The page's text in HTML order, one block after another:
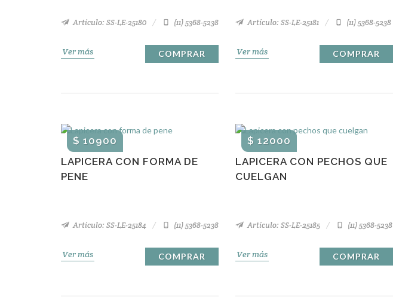
Artículo: SS-LE-25180 (11) 5368-5238
Ver más COMPRAR
Artículo: SS-LE-25181 (11) 5368-5238
Ver más COMPRAR
LAPICERA CON FORMA DE
PENE
$ 10900
Artículo: SS-LE-25184 (11) 5368-5238
Ver más COMPRAR
LAPICERA CON PECHOS QUE
CUELGAN
$ 12000
Artículo: SS-LE-25185 (11) 5368-5238
Ver más COMPRAR